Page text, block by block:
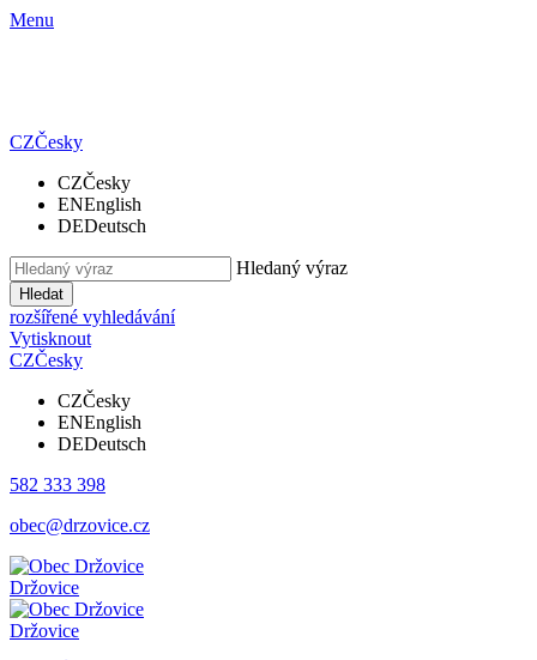
Menu
CZČesky
CZČesky
ENEnglish
DEDeutsch
Hledaný výraz
Hledat
rozšířené vyhledávání
Vytisknout
CZČesky
CZČesky
ENEnglish
DEDeutsch
582 333 398
obec@drzovice.cz
Držovice
Držovice